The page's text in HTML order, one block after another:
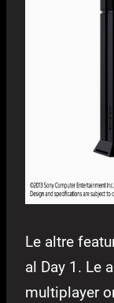
Le altre
al Day 1. Le
multiplayer